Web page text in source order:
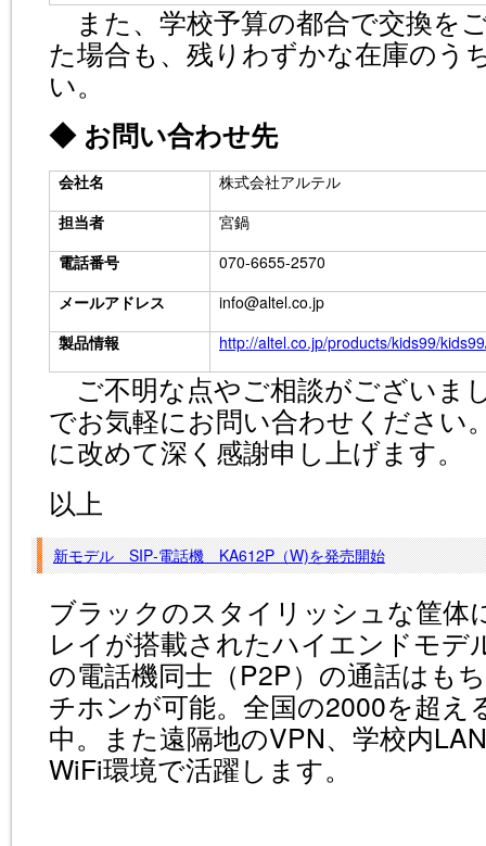
また、学校予算の都合で交換を
た場合も、残りわずかな在庫のう
い。
◆ お問い合わせ先
会社名
株式会社アルテル
担当者
宮鍋
電話番号
070-6655-2570
メールアドレス
info@altel.co.jp
製品情報
http://altel.co.jp/products/kids99/
ご不明な点やご相談がございま
でお気軽にお問い合わせください
に改めて深く感謝申し上げます。
以上
新モデル SIP‐電話機 KA612P（W)を発売開始
ブラックのスタイリッシュな筐体
レイが搭載されたハイエンドモデ
の電話機同士（P2P）の通話はも
チホンが可能。全国の2000を超え
中。また遠隔地のVPN、学校内
WiFi環境で活躍します。